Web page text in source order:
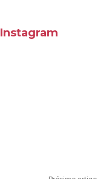
Instagram